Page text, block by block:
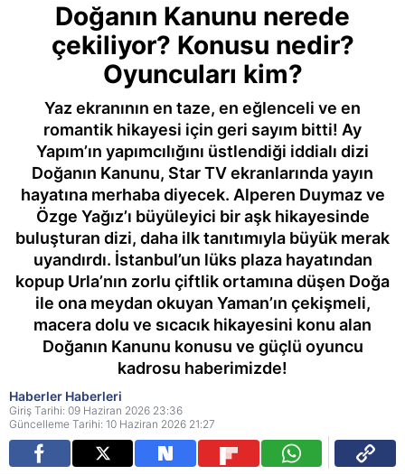
Doğanın Kanunu nerede
çekiliyor? Konusu nedir?
Oyuncuları kim?
Yaz ekranının en taze, en eğlenceli ve en
romantik hikayesi için geri sayım bitti! Ay
Yapım’ın yapımcılığını üstlendiği iddialı dizi
Doğanın Kanunu, Star TV ekranlarında yayın
hayatına merhaba diyecek. Alperen Duymaz ve
Özge Yağız’ı büyüleyici bir aşk hikayesinde
buluşturan dizi, daha ilk tanıtımıyla büyük merak
uyandırdı. İstanbul’un lüks plaza hayatından
kopup Urla’nın zorlu çiftlik ortamına düşen Doğa
ile ona meydan okuyan Yaman’ın çekişmeli,
macera dolu ve sıcacık hikayesini konu alan
Doğanın Kanunu konusu ve güçlü oyuncu
kadrosu haberimizde!
Haberler Haberleri
Giriş Tarihi: 09 Haziran 2026 23:36
Güncelleme Tarihi: 10 Haziran 2026 21:27